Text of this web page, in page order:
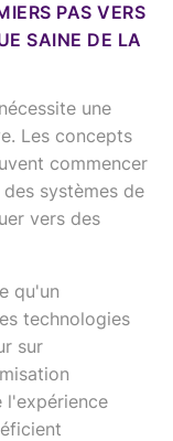
PAS VERS
SAINE DE LA
une
Les concepts
commencer
systèmes de
vers des
qu'un
technologies
sur
l'expérience